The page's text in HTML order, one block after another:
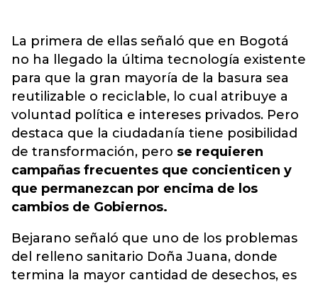
La primera de ellas señaló que en Bogotá
no ha llegado la última tecnología existente
para que la gran mayoría de la basura sea
reutilizable o reciclable, lo cual atribuye a
voluntad política e intereses privados. Pero
destaca que la ciudadanía tiene posibilidad
de transformación, pero se requieren
campañas frecuentes que concienticen y
que permanezcan por encima de los
cambios de Gobiernos.
Bejarano señaló que uno de los problemas
del relleno sanitario Doña Juana, donde
termina la mayor cantidad de desechos, es